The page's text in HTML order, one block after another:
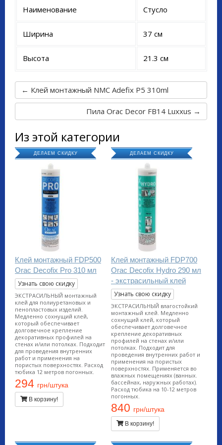
Наименование Стусло
Ширина 37 см
Высота 21.3 см
← Клей монтажный NMC Adefix P5 310ml
Пила Orac Decor FB14 Luxxus →
Из этой категории
ДЕЛАЕМ СКИДКУ
Клей монтажный FDP500
Orac Decofix Pro 310 мл
Узнать свою скидку
ЭКСТРАСИЛЬНЫЙ монтажный
клей для полиуретановых и
пенопластовых изделий.
Медленно сохнущий клей,
который обеспечивает
долговечное крепление
декоративных профилей на
стенах и/или потолках. Подходит
для проведения внутренних
работ и применения на
пористых поверхностях. Расход
тюбика 12 метров погонных.
294 грн/штука
В корзину!
ДЕЛАЕМ СКИДКУ
Клей монтажный FDP700
Orac Decofix Hydro 290 мл
- экстрасильный клей
Узнать свою скидку
ЭКСТРАСИЛЬНЫЙ влагостойкий
монтажный клей. Медленно
сохнущий клей, который
обеспечивает долговечное
крепление декоративных
профилей на стенах и/или
потолках. Подходит для
проведения внутренних работ и
применения на пористых
поверхностях. Применяется во
влажных помещениях (ванных.
бассейнах, наружных работах).
Расход тюбика на 10-12 метров
погонных.
840 грн/штука
В корзину!